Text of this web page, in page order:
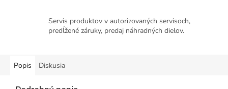
Servis produktov v autorizovaných servisoch,
predĺžené záruky, predaj náhradných dielov.
Popis Diskusia